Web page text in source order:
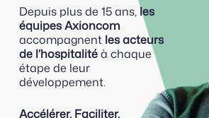
Depuis plus de 15 ans,les
équipes Axioncom
accompagnent les acteurs
de l’hospitalitéà chaque
étape de leur
développement.
Accélérer. Faciliter.